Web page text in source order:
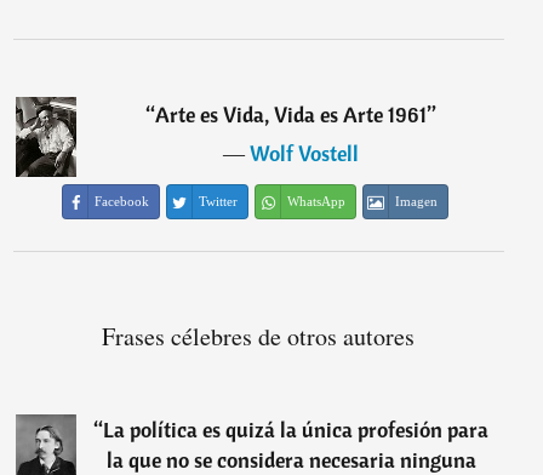
“Arte es Vida, Vida es Arte 1961”
―Wolf Vostell
Facebook Twitter WhatsApp Imagen
Frases célebres de otros autores
“La política es quizá la única profesión para
la que no se considera necesaria ninguna